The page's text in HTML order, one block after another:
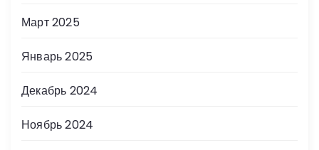
Март 2025
Январь 2025
Декабрь 2024
Ноябрь 2024